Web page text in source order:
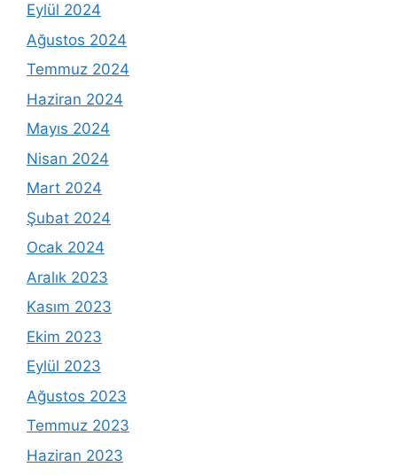
Eylül 2024
Ağustos 2024
Temmuz 2024
Haziran 2024
Mayıs 2024
Nisan 2024
Mart 2024
Şubat 2024
Ocak 2024
Aralık 2023
Kasım 2023
Ekim 2023
Eylül 2023
Ağustos 2023
Temmuz 2023
Haziran 2023